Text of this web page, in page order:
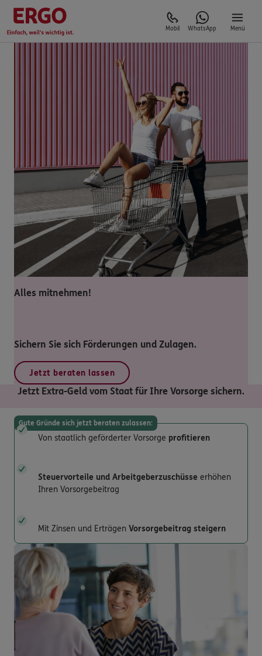
Mobil WhatsApp Menü
Alles mitnehmen!
Sichern Sie sich Förderungen und Zulagen.
Jetzt beraten lassen
Jetzt Extra-Geld vom Staat für Ihre Vorsorge sichern.
Gute Gründe sich jetzt beraten zulassen:
Von staatlich geförderter Vorsorge profitieren
Steuervorteile und Arbeitgeberzuschüsse erhöhen
Ihren Vorsorgebeitrag
Mit Zinsen und Erträgen Vorsorgebeitrag steigern